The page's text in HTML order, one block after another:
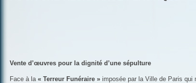
Vente d’œuvres pour la dignité d’une sépulture
Face à la « Terreur Funéraire » imposée par la Ville de Paris qui